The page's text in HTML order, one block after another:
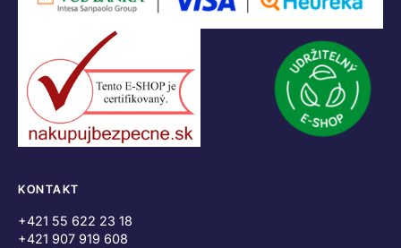
KONTAKT
+421 55 622 23 18
+421 907 919 608